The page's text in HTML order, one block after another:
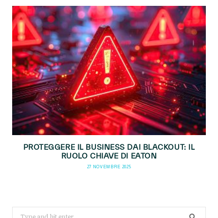
PROTEGGERE IL BUSINESS DAI BLACKOUT: IL
RUOLO CHIAVE DI EATON
27 NOVEMBRE 2025